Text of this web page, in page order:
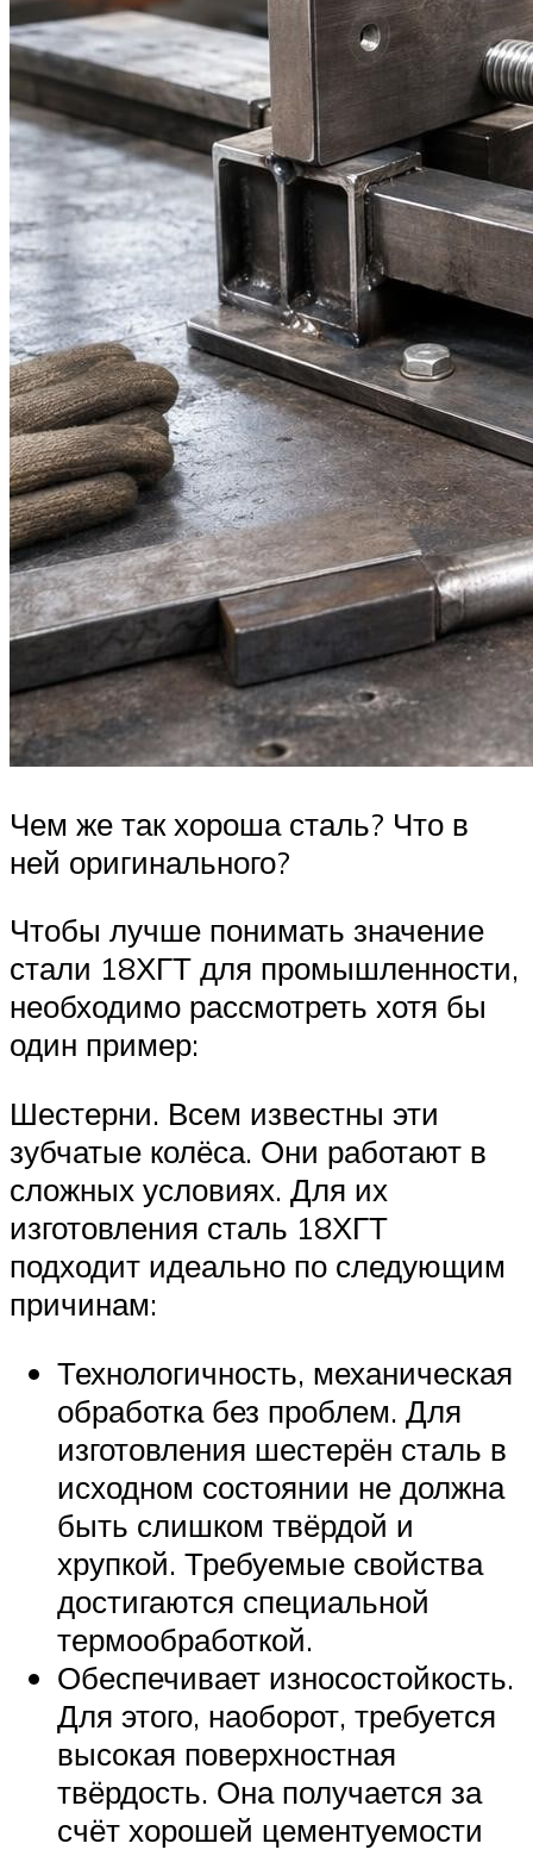
Чем же так хороша сталь? Что в
ней оригинального?
Чтобы лучше понимать значение
стали 18ХГТ для промышленности,
необходимо рассмотреть хотя бы
один пример:
Шестерни. Всем известны эти
зубчатые колёса. Они работают в
сложных условиях. Для их
изготовления сталь 18ХГТ
подходит идеально по следующим
причинам:
Технологичность, механическая
обработка без проблем. Для
изготовления шестерён сталь в
исходном состоянии не должна
быть слишком твёрдой и
хрупкой. Требуемые свойства
достигаются специальной
термообработкой.
Обеспечивает износостойкость.
Для этого, наоборот, требуется
высокая поверхностная
твёрдость. Она получается за
счёт хорошей цементуемости